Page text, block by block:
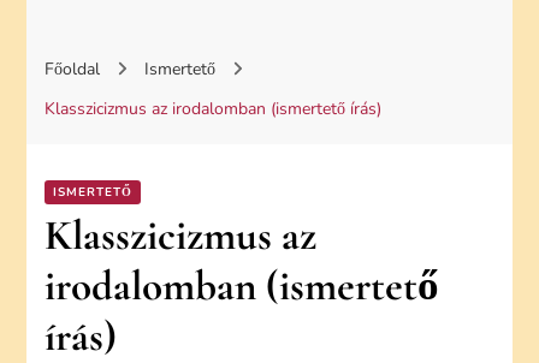
Főoldal
Ismertető
Klasszicizmus az irodalomban (ismertető írás)
ISMERTETŐ
Klasszicizmus az
irodalomban (ismertető
írás)